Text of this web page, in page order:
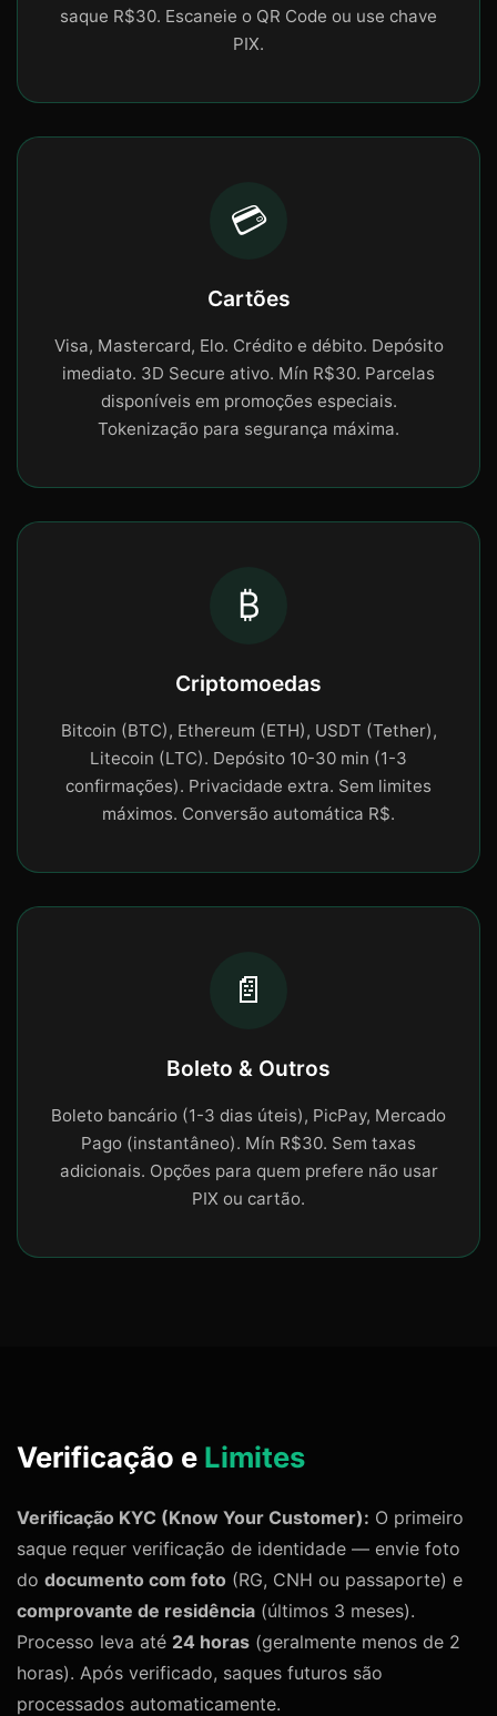
saque R$30. Escaneie o QR Code ou use chave
PIX.
💳
Cartões
Visa, Mastercard, Elo. Crédito e débito. Depósito
imediato. 3D Secure ativo. Mín R$30. Parcelas
disponíveis em promoções especiais.
Tokenização para segurança máxima.
₿
Criptomoedas
Bitcoin (BTC), Ethereum (ETH), USDT (Tether),
Litecoin (LTC). Depósito 10-30 min (1-3
confirmações). Privacidade extra. Sem limites
máximos. Conversão automática R$.
📄
Boleto & Outros
Boleto bancário (1-3 dias úteis), PicPay, Mercado
Pago (instantâneo). Mín R$30. Sem taxas
adicionais. Opções para quem prefere não usar
PIX ou cartão.
Verificação e Limites
Verificação KYC (Know Your Customer): O primeiro
saque requer verificação de identidade — envie foto
do documento com foto (RG, CNH ou passaporte) e
comprovante de residência (últimos 3 meses).
Processo leva até 24 horas (geralmente menos de 2
horas). Após verificado, saques futuros são
processados automaticamente.